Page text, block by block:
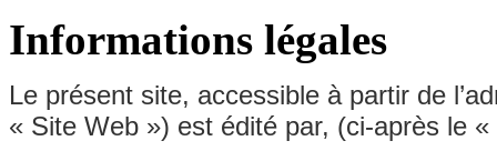
Informations légales
Le présent site, accessible à partir de
« Site Web ») est édité par, (ci-après le